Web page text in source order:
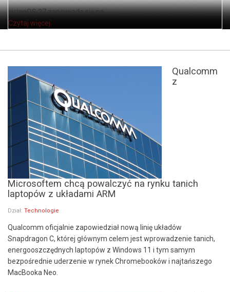
visionOS 27 zapowiada się na ...
Czytaj więcej
Qualcomm
z
Microsoftem chcą powalczyć na rynku tanich
laptopów z układami ARM
Dział: Technologie
Qualcomm oficjalnie zapowiedział nową linię układów
Snapdragon C, której głównym celem jest wprowadzenie tanich,
energooszczędnych laptopów z Windows 11 i tym samym
bezpośrednie uderzenie w rynek Chromebooków i najtańszego
MacBooka Neo.